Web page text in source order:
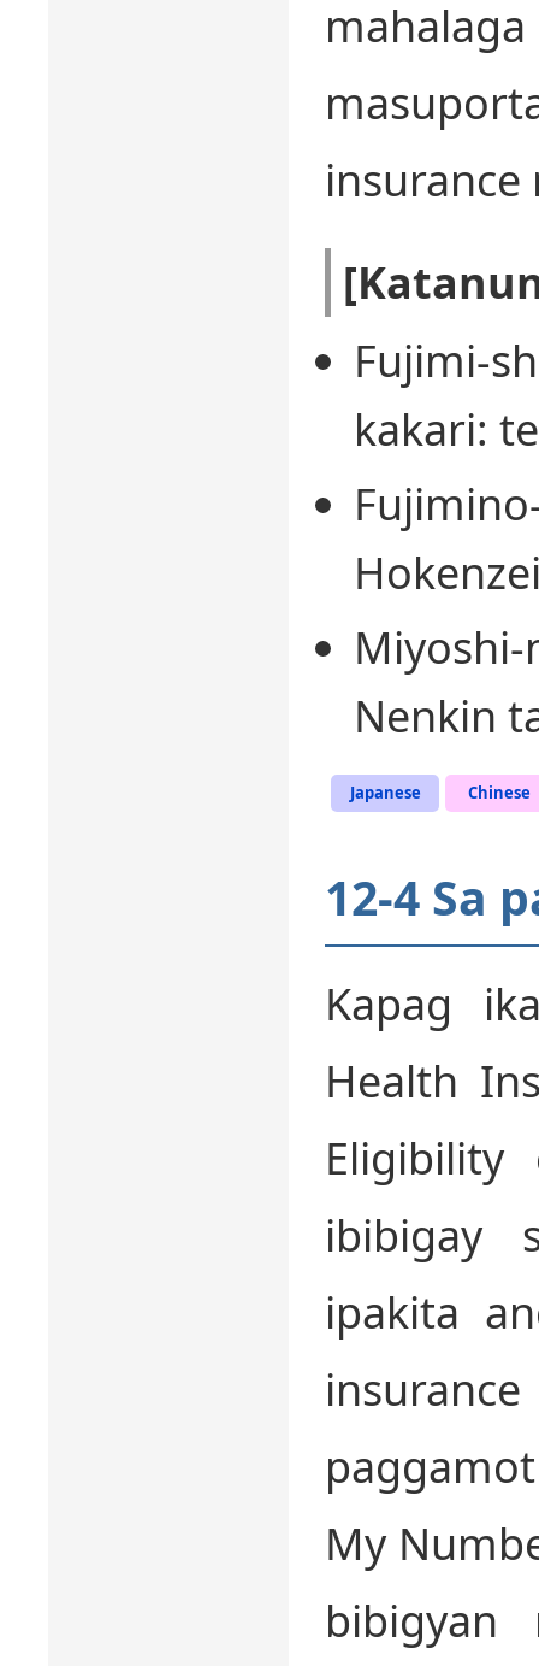
insurance
Fujimi-
kakari:
Miyoshi-
Nenkin
Japanese Chinese
12-4 Sa
Kapag
Health
ibibigay
ipakita
My
bibigyan